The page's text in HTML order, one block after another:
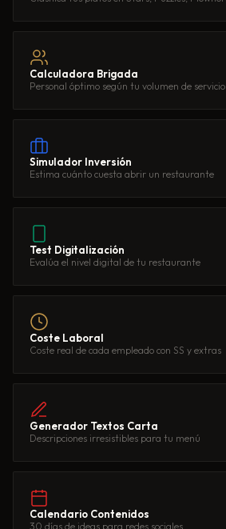
Calculadora Brigada
Personal óptimo según tu volumen de servicio
Simulador Inversión
Estima cuánto cuesta abrir un restaurante
Test Digitalización
Evalúa el nivel digital de tu restaurante
Coste Laboral
Coste real de cada empleado con SS y extras
Generador Textos Carta
Descripciones irresistibles para tu menú
Calendario Contenidos
30 días de ideas para redes sociales